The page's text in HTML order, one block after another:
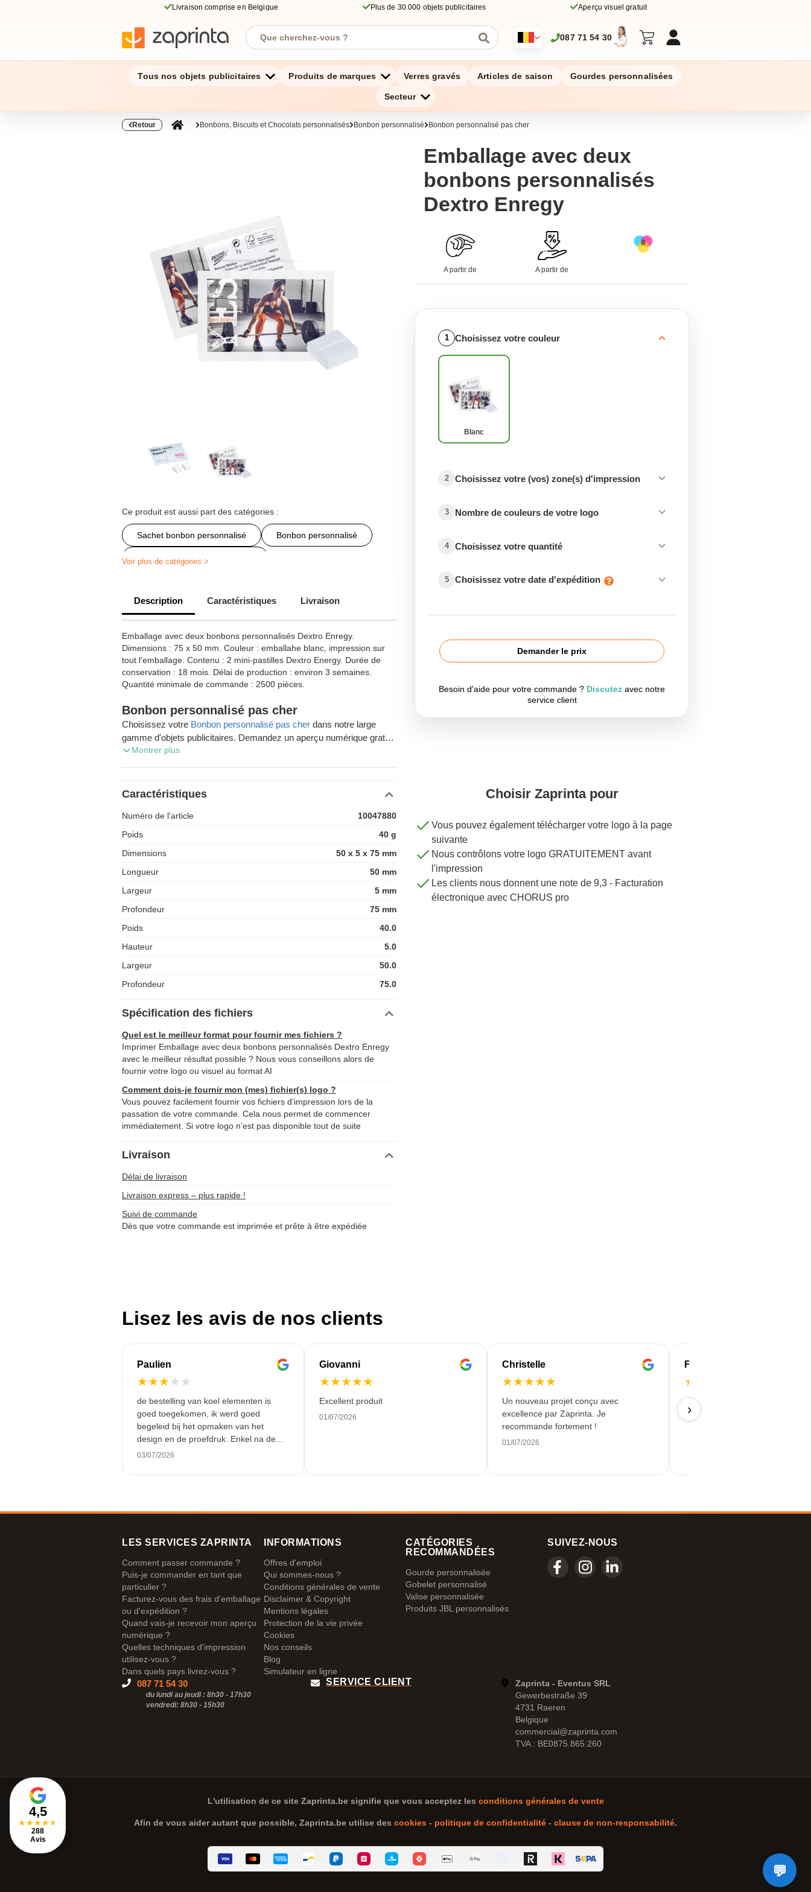
Livraison comprise en Belgique Plus de 30.000 objets publicitaires Aperçu visuel gratuit
087 71 54 30
Tous nos objets publicitaires Produits de marques Verres gravés Articles de saison Gourdes personnalisées
Secteur
Retour Bonbons, Biscuits et Chocolats personnalisés Bonbon personnalisé Bonbon personnalisé pas cher
Ce produit est aussi part des catégories :
Sachet bonbon personnalisé Bonbon personnalisé
Bonbon personnalisé pas cher
Bonbon personnalisé anniversaire
Emballage bonbon personnalisé
Bonbon personnalisé mariage
Voir plus de catégories >
Description Caractéristiques Livraison
Emballage avec deux bonbons personnalisés Dextro Enregy.
Dimensions : 75 x 50 mm. Couleur : emballahe blanc, impression sur
tout l'emballage. Contenu : 2 mini-pastilles Dextro Energy. Durée de
conservation : 18 mois. Délai de production : environ 3 semaines.
Quantité minimale de commande : 2500 pièces.
Bonbon personnalisé pas cher
Choisissez votre Bonbon personnalisé pas cher dans notre large
gamme d'objets publicitaires. Demandez un aperçu numérique gratuit
et profitez de la livraison gratuite de votre commande.
d'entreprise en Belgique ? Zaprinta Belgique est votre entreprise
Wallonie, en Flandre et à Bruxelles. Besoin de d'explications ? Prenez
contact avec nos conseillers. Ils répondront à toutes vos questions
Montrer plus
Caractéristiques
Numéro de l'article
10047880
Poids
40 g
Dimensions
50 x 5 x 75 mm
Longueur
50 mm
Largeur
5 mm
Profondeur
75 mm
Poids
40.0
Hauteur
5.0
Largeur
50.0
Profondeur
75.0
Spécification des fichiers
Quel est le meilleur format pour fournir mes fichiers ?
Imprimer Emballage avec deux bonbons personnalisés Dextro Enregy
avec le meilleur résultat possible ? Nous vous conseillons alors de
fournir votre logo ou visuel au format AI
Comment dois-je fournir mon (mes) fichier(s) logo ?
Vous pouvez facilement fournir vos fichiers d’impression lors de la
passation de votre commande. Cela nous permet de commencer
immédiatement. Si votre logo n’est pas disponible tout de suite
Livraison
Délai de livraison
Livraison express – plus rapide !
Suivi de commande
Dès que votre commande est imprimée et prête à être expédiée
Emballage avec deux
bonbons personnalisés
Dextro Enregy
A partir de A partir de
1 Choisissez votre couleur
Blanc
2 Choisissez votre (vos) zone(s) d'impression
3 Nombre de couleurs de votre logo
4 Choisissez votre quantité
5 Choisissez votre date d'expédition
Demander le prix
Besoin d'aide pour votre commande ? Discutez avec notre
service client
Choisir Zaprinta pour
Vous pouvez également télécharger votre logo à la page
suivante
Nous contrôlons votre logo GRATUITEMENT avant
l'impression
Les clients nous donnent une note de 9,3 - Facturation
électronique avec CHORUS pro
Lisez les avis de nos clients
Paulien
★★★★★
de bestelling van koel elementen is
goed toegekomen, ik werd goed
begeleid bij het opmaken van het
design en de proefdruk. Enkel na de
levering hebben we snel gemerkt dat
afgeven als cadeau..
03/07/2026
Giovanni
★★★★★
Excellent produit
01/07/2026
Christelle
★★★★★
Un nouveau projet conçu avec
excellence par Zaprinta. Je
recommande fortement !
01/07/2026
Flieger
★
01/07/2026
›
4,5
★★★★★
288
Avis
LES SERVICES ZAPRINTA
Comment passer commande ?
Puis-je commander en tant que
particulier ?
Facturez-vous des frais d'emballage
ou d'expédition ?
Quand vais-je recevoir mon aperçu
numérique ?
Quelles techniques d'impression
utilisez-vous ?
Dans quels pays livrez-vous ?
INFORMATIONS
Offres d'emploi
Qui sommes-nous ?
Conditions générales de vente
Disclaimer & Copyright
Mentions légales
Protection de la vie privée
Cookies
Nos conseils
Blog
Simulateur en ligne
CATÉGORIES
RECOMMANDÉES
Gourde personnalisée
Gobelet personnalisé
Valise personnalisée
Produits JBL personnalisés
SUIVEZ-NOUS
087 71 54 30
du lundi au jeudi : 8h30 - 17h30
vendredi: 8h30 - 15h30
SERVICE CLIENT
Zaprinta - Eventus SRL
Gewerbestraße 39
4731 Raeren
Belgique
commercial@zaprinta.com
TVA : BE0875.865.260
L'utilisation de ce site Zaprinta.besignifie que vous acceptez les conditions générales de vente
Afin de vous aider autant que possible, Zaprinta.be utilise des cookies - politique de confidentialité - clause de non-responsabilité.